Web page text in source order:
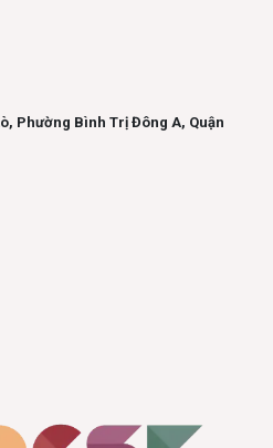
Phường Bình Trị Đông A, Quận